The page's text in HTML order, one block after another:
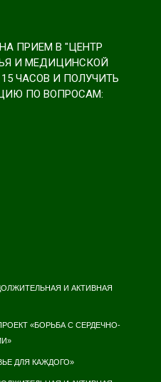
ПРИЕМ В "ЦЕНТР
И МЕДИЦИНСКОЙ
ЧАСОВ И ПОЛУЧИТЬ
ПО ВОПРОСАМ:
И АКТИВНАЯ
«БОРЬБА С СЕРДЕЧНО-
ДЛЯ КАЖДОГО»